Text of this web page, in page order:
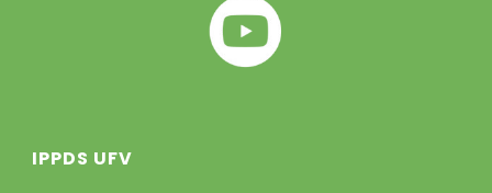
IPPDS UFV